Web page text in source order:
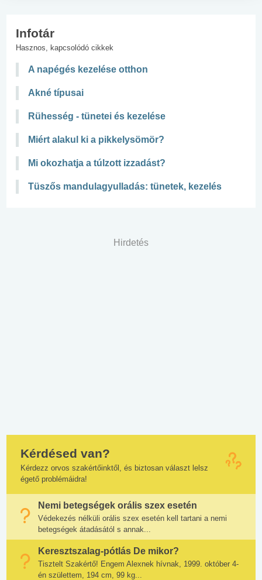
Infotár
Hasznos, kapcsolódó cikkek
A napégés kezelése otthon
Akné típusai
Rühesség - tünetei és kezelése
Miért alakul ki a pikkelysömör?
Mi okozhatja a túlzott izzadást?
Tüszős mandulagyulladás: tünetek, kezelés
Hirdetés
Kérdésed van?
Kérdezz orvos szakértőinktől, és biztosan választ lelsz
égető problémáidra!
Nemi betegségek orális szex esetén
Védekezés nélküli orális szex esetén kell tartani a nemi
betegségek átadásától s annak...
Keresztszalag-pótlás De mikor?
Tisztelt Szakértő! Engem Alexnek hívnak, 1999. október 4-
én születtem, 194 cm, 99 kg...